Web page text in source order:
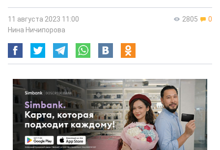
2805 0
11 августа 2023 11:00
Нина Ничипорова